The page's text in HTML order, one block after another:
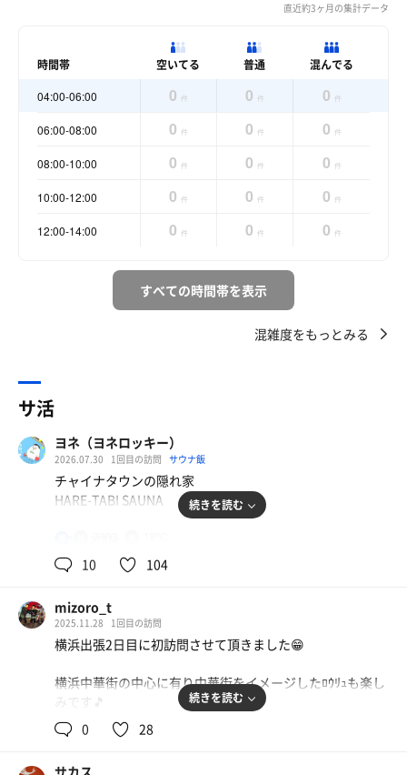
直近約3ヶ月の集計データ
時間帯 空いてる 普通 混んでる
04:00-06:00 0 件 0 件 0 件
06:00-08:00 0 件 0 件 0 件
08:00-10:00 0 件 0 件 0 件
10:00-12:00 0 件 0 件 0 件
12:00-14:00 0 件 0 件 0 件
すべての時間帯を表示
混雑度をもっとみる
サ活
ヨネ（ヨネロッキー）
2026.07.30 1回目の訪問 サウナ飯
チャイナタウンの隠れ家
HARE-TABI SAUNA
#開放デー
#蒸機サウナと煙突サウナ
🇭🇰サウナ開放戦線
昨日午後から会社をバックれて横浜に来た。
ニングする
横浜ST🏟️〜大S橋〜YS公園⛲️〜MMO公園⛲️（初Aの場
所）〜CK街🍜を経由してHARE-TABI_SAUNAさんに突撃。
🇭🇰九龍ジェネリックロマンス
続きを読む
10 104
mizoro_t
2025.11.28 1回目の訪問
横浜出張2日目に初訪問させて頂きました😁
横浜中華街の中心に有り中華街をイメージしたﾛｳﾘｭも楽し
みです🎵
仕事が順調に進み予定よりも早く14:35頃に到着しました
続きを読む
0 28
サカス